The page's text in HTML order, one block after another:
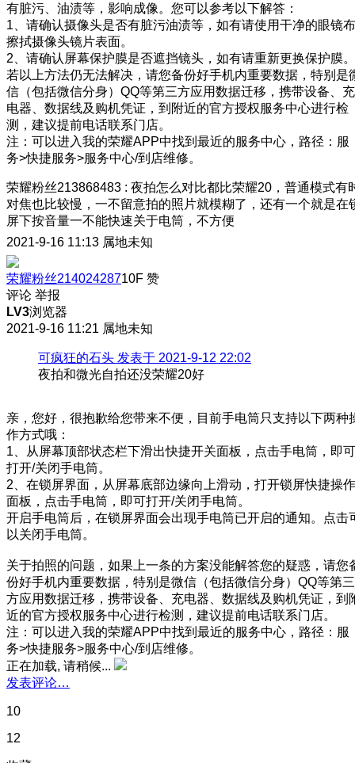
有脏污、油渍等，影响成像。您可以参考以下解答：
1、请确认摄像头是否有脏污油渍等，如有请使用干净的眼镜布
擦拭摄像头镜片表面。
2、请确认屏幕保护膜是否遮挡镜头，如有请重新更换保护膜。
若以上方法仍无法解决，请您备份好手机内重要数据，特别是
信（包括微信分身）QQ等第三方应用数据迁移，携带设备、充
电器、数据线及购机凭证，到附近的官方授权服务中心进行检
测，建议提前电话联系门店。
注：可以进入我的荣耀APP中找到最近的服务中心，路径：服
务>快捷服务>服务中心/到店维修。
荣耀粉丝213868483 : 夜拍怎么对比都比荣耀20，普通模式有
对焦也比较慢，一不留意拍的照片就模糊了，还有一个就是在
屏下按音量一不能快速关于电筒，不方便
2021-9-16 11:13 属地未知
荣耀粉丝21402428710F 赞
评论 举报
LV3浏览器
2021-9-16 11:21 属地未知
可疯狂的石头 发表于 2021-9-12 22:02
夜拍和微光自拍还没荣耀20好
亲，您好，很抱歉给您带来不便，目前手电筒只支持以下两种
作方式哦：
1、从屏幕顶部状态栏下滑出快捷开关面板，点击手电筒，即可
打开/关闭手电筒。
2、在锁屏界面，从屏幕底部边缘向上滑动，打开锁屏快捷操作
面板，点击手电筒，即可打开/关闭手电筒。
开启手电筒后，在锁屏界面会出现手电筒已开启的通知。点击
以关闭手电筒。
关于拍照的问题，如果上一条的方案没能解答您的疑惑，请您
份好手机内重要数据，特别是微信（包括微信分身）QQ等第三
方应用数据迁移，携带设备、充电器、数据线及购机凭证，到
近的官方授权服务中心进行检测，建议提前电话联系门店。
注：可以进入我的荣耀APP中找到最近的服务中心，路径：服
务>快捷服务>服务中心/到店维修。
正在加载, 请稍候...
发表评论…
10
12